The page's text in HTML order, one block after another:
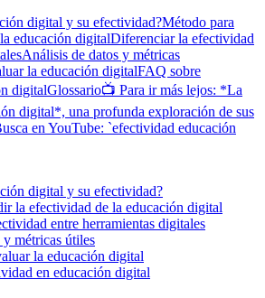
digital y su efectividad?Método para
educación digitalDiferenciar la efectividad
Análisis de datos y métricas
la educación digitalFAQ sobre
digitalGlossario📺 Para ir más lejos: *La
digital*, una profunda exploración de sus
en YouTube: `efectividad educación
digital y su efectividad?
la efectividad de la educación digital
entre herramientas digitales
métricas útiles
la educación digital
en educación digital